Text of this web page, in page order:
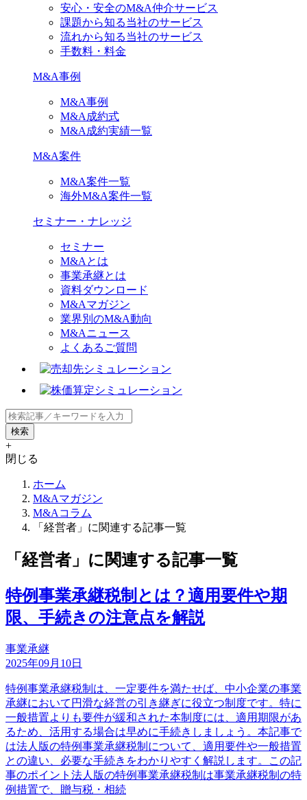
安心・安全のM&A仲介サービス
課題から知る当社のサービス
流れから知る当社のサービス
手数料・料金
M&A事例
M&A事例
M&A成約式
M&A成約実績一覧
M&A案件
M&A案件一覧
海外M&A案件一覧
セミナー・ナレッジ
セミナー
M&Aとは
事業承継とは
資料ダウンロード
M&Aマガジン
業界別のM&A動向
M&Aニュース
よくあるご質問
+
閉じる
ホーム
M&Aマガジン
M&Aコラム
「経営者」に関連する記事一覧
「経営者」に関連する記事一覧
特例事業承継税制とは？適用要件や期
限、手続きの注意点を解説
事業承継
2025年09月10日
特例事業承継税制は、一定要件を満たせば、中小企業の事業
承継において円滑な経営の引き継ぎに役立つ制度です。特に
一般措置よりも要件が緩和された本制度には、適用期限があ
るため、活用する場合は早めに手続きしましょう。本記事で
は法人版の特例事業承継税制について、適用要件や一般措置
との違い、必要な手続きをわかりやすく解説します。この記
事のポイント法人版の特例事業承継税制は事業承継税制の特
例措置で、贈与税・相続